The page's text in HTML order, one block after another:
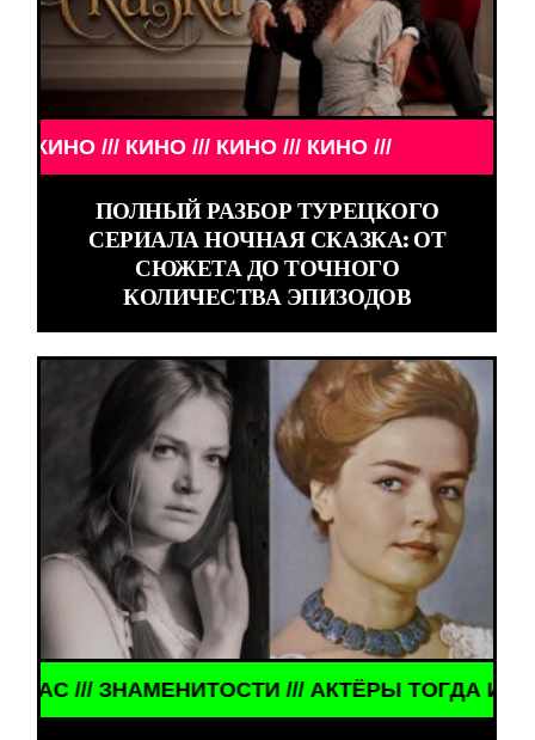
/// КИНО /// КИНО ///
ПОЛНЫЙ РАЗБОР ТУРЕЦКОГО
СЕРИАЛА НОЧНАЯ СКАЗКА: ОТ
СЮЖЕТА ДО ТОЧНОГО
КОЛИЧЕСТВА ЭПИЗОДОВ
И СЕЙЧАС /// ЗНАМЕНИТОСТИ ///